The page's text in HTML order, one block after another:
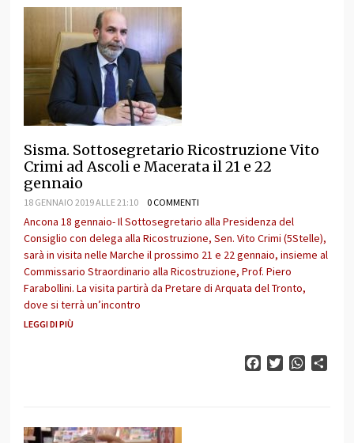
Sisma. Sottosegretario Ricostruzione Vito
Crimi ad Ascoli e Macerata il 21 e 22
gennaio
18 GENNAIO 2019 ALLE 21:10 0 COMMENTI
Ancona 18 gennaio- Il Sottosegretario alla Presidenza del
Consiglio con delega alla Ricostruzione, Sen. Vito Crimi (5Stelle),
sarà in visita nelle Marche il prossimo 21 e 22 gennaio, insieme al
Commissario Straordinario alla Ricostruzione, Prof. Piero
Farabollini. La visita partirà da Pretare di Arquata del Tronto,
dove si terrà un’incontro
LEGGI DI PIÙ
FacebookTwitter